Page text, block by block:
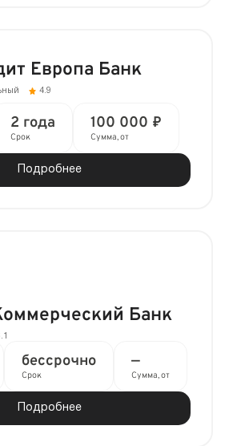
Европа Банк
4.9
2 года
Срок
100 000 ₽
Сумма, от
Подробнее
Банк
бессрочно
Срок
—
Сумма, от
Подробнее